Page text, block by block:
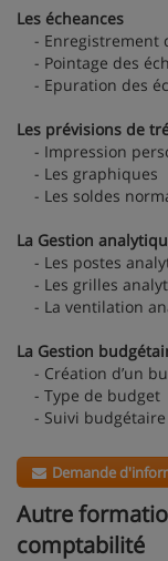
Les écheances
- Enregistrement
- Pointage des
- Epuration des
Les prévisions de
- Impression
- Les graphiques
- Les soldes
La Gestion
- Les postes
- Les grilles
- La ventilation
La Gestion
- Création d’un
- Type de budget
- Suivi budgétaire
Demande
Autre
comptabilité